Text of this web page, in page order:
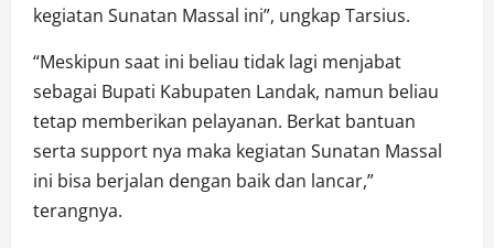
kegiatan Sunatan Massal ini”, ungkap Tarsius.
“Meskipun saat ini beliau tidak lagi menjabat
sebagai Bupati Kabupaten Landak, namun beliau
tetap memberikan pelayanan. Berkat bantuan
serta support nya maka kegiatan Sunatan Massal
ini bisa berjalan dengan baik dan lancar,”
terangnya.